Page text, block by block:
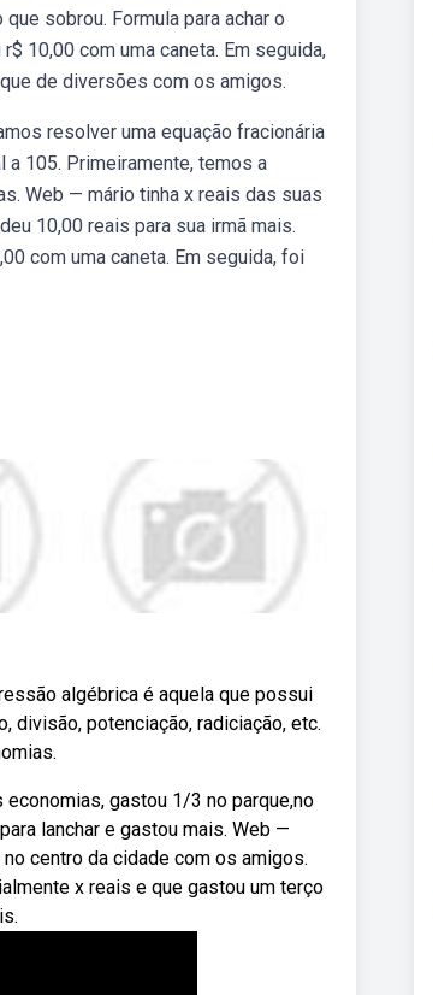
sobrou. Formula para achar o
10,00 com uma caneta. Em seguida,
de diversões com os amigos.
resolver uma equação fracionária
a 105. Primeiramente, temos a
Web — mário tinha x reais das suas
10,00 reais para sua irmã mais.
com uma caneta. Em seguida, foi
algébrica é aquela que possui
divisão, potenciação, radiciação, etc.
gastou 1/3 no parque,no
lanchar e gastou mais. Web —
centro da cidade com os amigos.
x reais e que gastou um terço